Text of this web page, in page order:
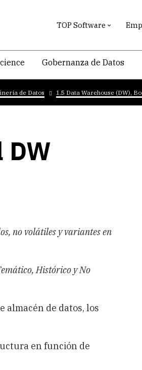
TOP Software
Gobernanza de Datos
de Datos 1.5 Data Warehouse (DW),
no volátiles y variantes en
Histórico y No
almacén de datos, los
en función de